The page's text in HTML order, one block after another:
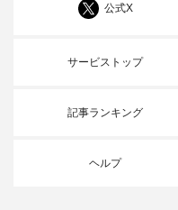
公式X
サービストップ
記事ランキング
ヘルプ